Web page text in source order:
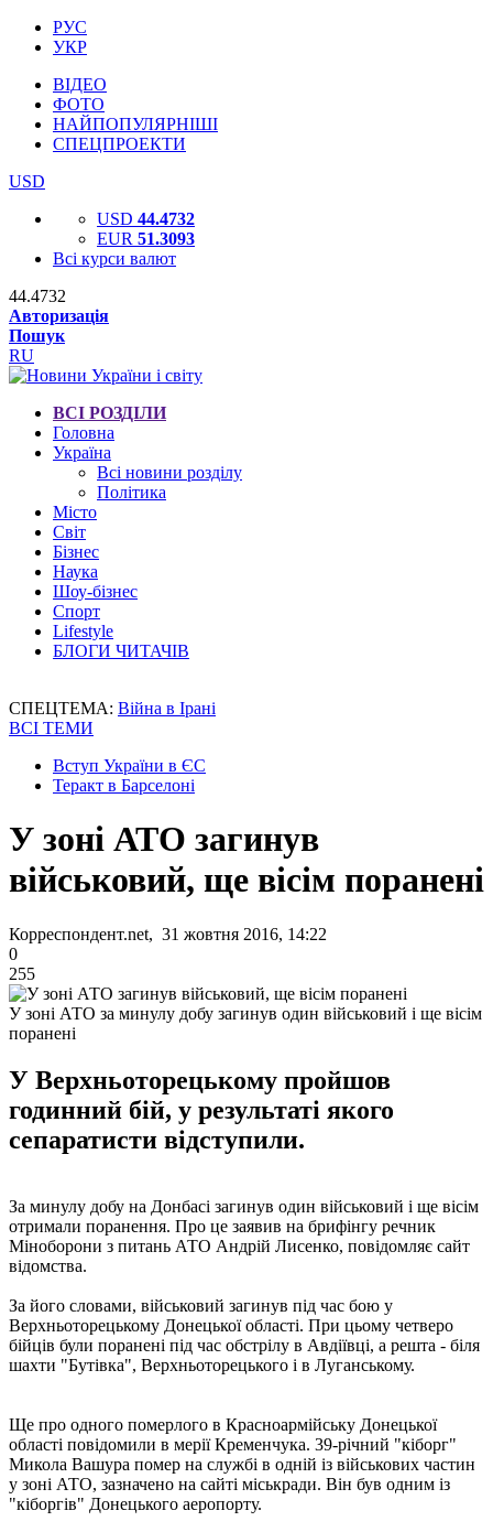
РУС
УКР
ВІДЕО
ФОТО
НАЙПОПУЛЯРНІШІ
СПЕЦПРОЕКТИ
USD
USD 44.4732
EUR 51.3093
Всі курси валют
44.4732
Авторизація
Пошук
RU
ВСІ РОЗДІЛИ
Головна
Україна
Всі новини розділу
Політика
Місто
Світ
Бізнес
Наука
Шоу-бізнес
Спорт
Lifestyle
БЛОГИ ЧИТАЧІВ
СПЕЦТЕМА: Війна в Ірані
ВСІ ТЕМИ
Вступ України в ЄС
Теракт в Барселоні
У зоні АТО загинув
військовий, ще вісім поранені
Корреспондент.net, 31 жовтня 2016, 14:22
0
255
У зоні АТО за минулу добу загинув один військовий і ще вісім
поранені
У Верхньоторецькому пройшов
годинний бій, у результаті якого
сепаратисти відступили.
За минулу добу на Донбасі загинув один військовий і ще вісім
отримали поранення. Про це заявив на брифінгу речник
Міноборони з питань АТО Андрій Лисенко, повідомляє сайт
відомства.
За його словами, військовий загинув під час бою у
Верхньоторецькому Донецької області. При цьому четверо
бійців були поранені під час обстрілу в Авдіївці, а решта - біля
шахти "Бутівка", Верхньоторецького і в Луганському.
Ще про одного померлого в Красноармійську Донецької
області повідомили в мерії Кременчука. 39-річний "кіборг"
Микола Вашура помер на службі в одній із військових частин
у зоні АТО, зазначено на сайті міськради. Він був одним із
"кіборгів" Донецького аеропорту.